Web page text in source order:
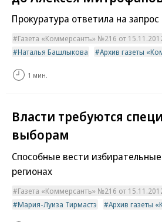
Прокуратура ответила на
Газета «Коммерсантъ» №216 от
Наталья Башлыкова
Архив газеты
1 мин.
Власти требуются
выборам
Способные вести
регионах
Газета «Коммерсантъ» №216 от
Мария-Луиза Тирмастэ
Архив газеты